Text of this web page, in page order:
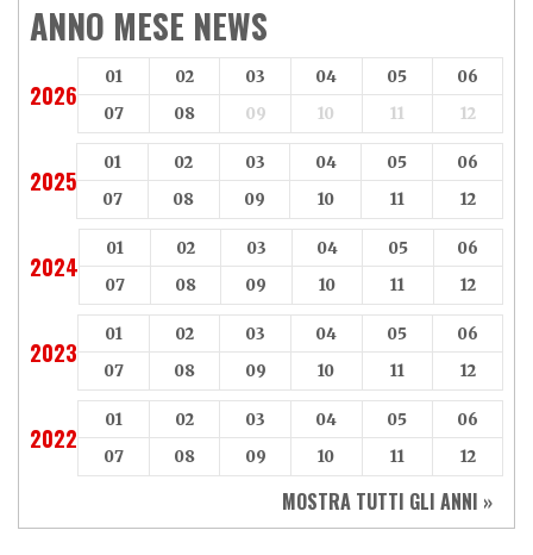
ANNO MESE NEWS
2026
01 02 03 04 05
06
07
08 09 10 11 12
2025
01 02 03 04 05
06
07
08 09 10 11 12
2024
01 02 03 04 05
06
07
08 09 10 11 12
2023
01 02 03 04 05
06
07
08 09 10 11 12
2022
01 02 03 04 05
06
07
08 09 10 11 12
MOSTRA TUTTI GLI ANNI »